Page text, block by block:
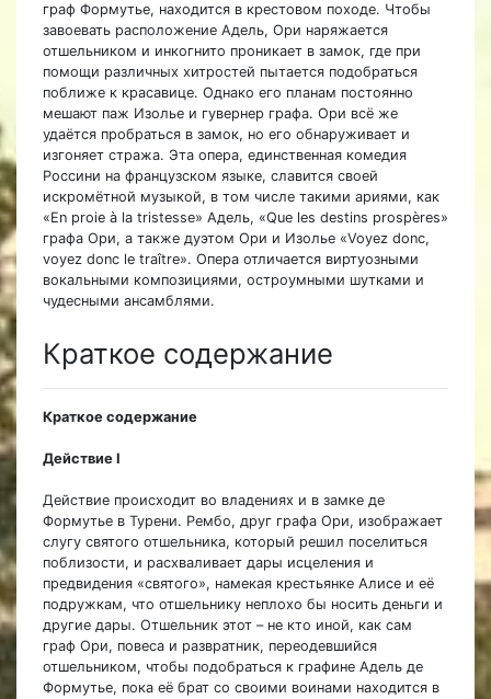
граф Формутье, находится в крестовом походе. Чтобы
завоевать расположение Адель, Ори наряжается
отшельником и инкогнито проникает в замок, где при
помощи различных хитростей пытается подобраться
поближе к красавице. Однако его планам постоянно
мешают паж Изолье и гувернер графа. Ори всё же
удаётся пробраться в замок, но его обнаруживает и
изгоняет стража. Эта опера, единственная комедия
Россини на французском языке, славится своей
искромётной музыкой, в том числе такими ариями, как
«En proie à la tristesse» Адель, «Que les destins prospères»
графа Ори, а также дуэтом Ори и Изолье «Voyez donc,
voyez donc le traître». Опера отличается виртуозными
вокальными композициями, остроумными шутками и
чудесными ансамблями.
Краткое содержание
Краткое содержание
Действие I
Действие происходит во владениях и в замке де
Формутье в Турени. Рембо, друг графа Ори, изображает
слугу святого отшельника, который решил поселиться
поблизости, и расхваливает дары исцеления и
предвидения «святого», намекая крестьянке Алисе и её
подружкам, что отшельнику неплохо бы носить деньги и
другие дары. Отшельник этот – не кто иной, как сам
граф Ори, повеса и развратник, переодевшийся
отшельником, чтобы подобраться к графине Адель де
Формутье, пока её брат со своими воинами находится в